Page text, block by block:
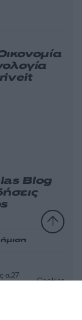
Blog
α.27
Cookies